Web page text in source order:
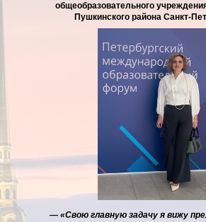
общеобразовательного
Пушкинского района Санкт-
— «Свою главную задачу я вижу